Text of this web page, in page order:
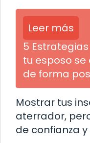
Leer más
5
tu esposo se
de forma
Mostrar tus
aterrador,
de confianza